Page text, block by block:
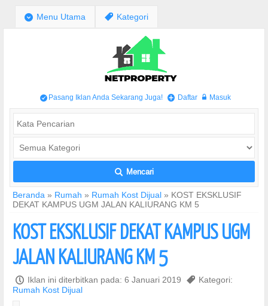
; Menu Utama , Kategori
/ Pasang Iklan Anda Sekarang Juga! + Daftar w Masuk
L Mencari
Beranda » Rumah » Rumah Kost Dijual » KOST EKSKLUSIF
DEKAT KAMPUS UGM JALAN KALIURANG KM 5
KOST EKSKLUSIF DEKAT KAMPUS UGM
JALAN KALIURANG KM 5
P Iklan ini diterbitkan pada: 6 Januari 2019 , Kategori:
Rumah Kost Dijual